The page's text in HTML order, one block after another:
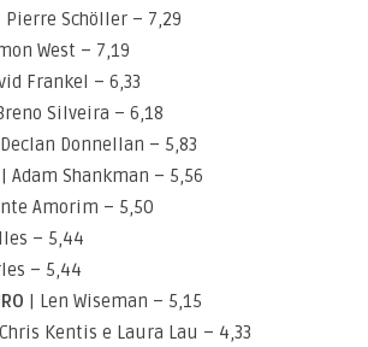
Pierre Schöller – 7,29
West – 7,19
Frankel – 6,33
Silveira – 6,18
Donnellan – 5,83
| Adam Shankman – 5,56
Amorim – 5,50
– 5,44
– 5,44
| Len Wiseman – 5,15
Kentis e Laura Lau – 4,33